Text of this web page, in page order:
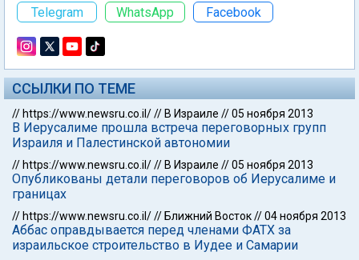
Telegram
WhatsApp Facebook
ССЫЛКИ ПО ТЕМЕ
// https://www.newsru.co.il/// В Израиле //05 ноября 2013
В Иерусалиме прошла встреча переговорных групп
Израиля и Палестинской автономии
// https://www.newsru.co.il/// В Израиле //05 ноября 2013
Опубликованы детали переговоров об Иерусалиме и
границах
// https://www.newsru.co.il/// Ближний Восток//04 ноября 2013
Аббас оправдывается перед членами ФАТХ за
израильское строительство в Иудее и Самарии